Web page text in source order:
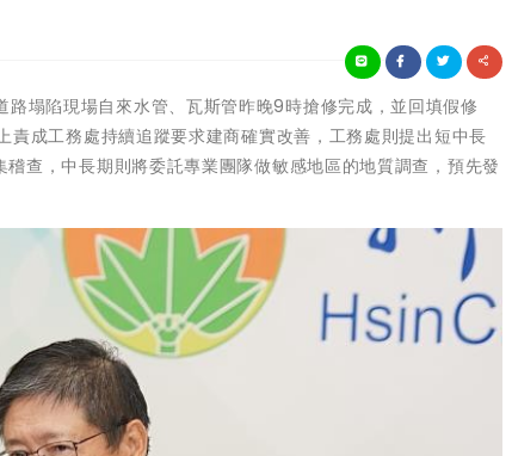
塌陷現場自來水管、瓦斯管昨晚9時搶修完成，並回填假修
成工務處持續追蹤要求建商確實改善，工務處則提出短中長
查，中長期則將委託專業團隊做敏感地區的地質調查，預先發